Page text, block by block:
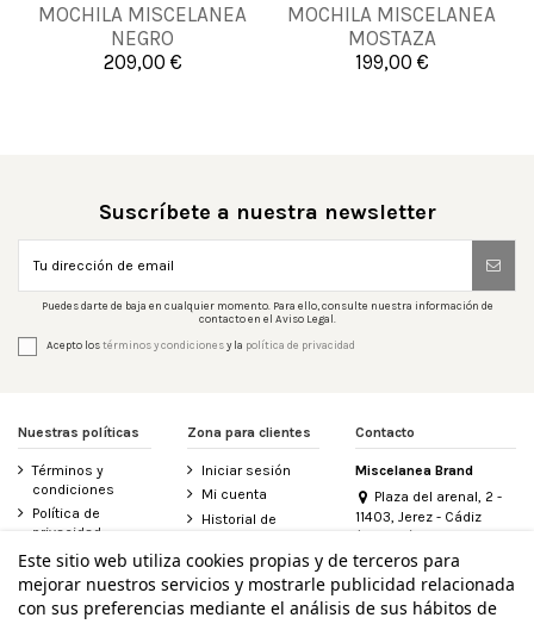
MOCHILA MISCELANEA
NEGRO
209,00 €
UNICA
Añadir al carrito
MOCHILA MISCELANEA
MOSTAZA
199,00 €
UNICA
Añadir al carrito
Suscríbete a nuestra newsletter
Puedes darte de baja en cualquier momento. Para ello, consulte nuestra información de
contacto en el Aviso Legal.
Acepto lostérminos y condicionesy la política de privacidad
Nuestras políticas
Términos y
condiciones
Política de
privacidad
Aviso legal
Política de
cookies
Zona para clientes
Iniciar sesión
Mi cuenta
Historial de
Contacte con
nosotros
Derecho de
Contacto
Miscelanea Brand
Plaza del arenal, 2 -
11403, Jerez - Cádiz
(España)
956 155 340
info@miscelanea.online
Este sitio web utiliza cookies propias y de terceros para
mejorar nuestros servicios y mostrarle publicidad relacionada
con sus preferencias mediante el análisis de sus hábitos de